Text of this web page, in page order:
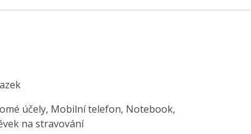
účely, Mobilní telefon, Notebook,
na stravování